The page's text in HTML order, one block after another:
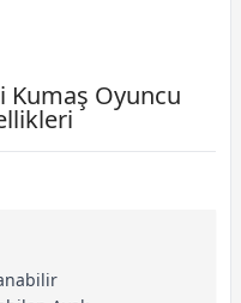
Kumaş Oyuncu